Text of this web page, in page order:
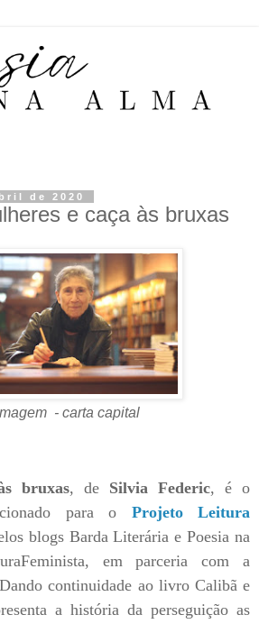
de 2020
e caça às bruxas
- carta capital
bruxas, de Silvia Federic, é o
para o Projeto Leitura
blogs Barda Literária e Poesia na
em parceria com a
continuidade ao livro Calibã e
a história da perseguição as